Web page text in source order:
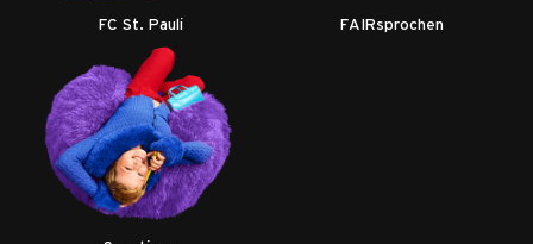
FC St. Pauli FAIRsprochen